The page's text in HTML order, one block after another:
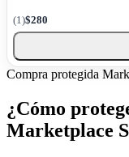
(1)$280
Compra protegida
¿Cómo
Marketplace